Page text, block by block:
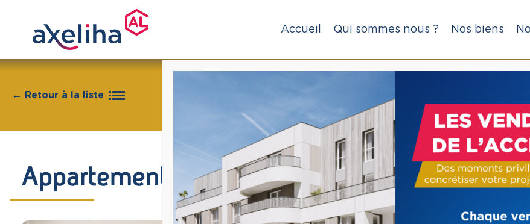
Accueil Qui sommes nous ? Nos biens
← Retour à la liste
Appartement 2 pièce(s) VERRIERES EN